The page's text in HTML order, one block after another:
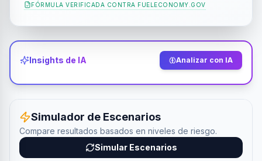
FÓRMULA VERIFICADA CONTRA FUELECONOMY.GOV
Insights de IA Analizar con IA
Simulador de Escenarios
Compare resultados basados en niveles de riesgo.
Simular Escenarios